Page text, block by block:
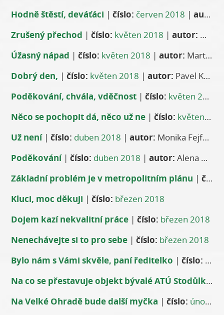
Hodně štěstí, deváťáci |číslo: červen 2018 |autor:
Zrušený přechod |číslo: květen 2018 |autor:
Úžasný nápad |číslo: květen 2018 |autor: Martin Halada
Dobrý den, |číslo: květen 2018 |autor: Pavel Kohout
Poděkování, chvála, vděčnost |číslo: květen 2018
Něco se pochopit dá, něco už ne |číslo: květen 2018
Už není|číslo: duben 2018 |autor: Monika Fejfarová
Poděkování|číslo: duben 2018 |autor: Alena Dušková
Základní problém je v metropolitním plánu |číslo:
Kluci, moc děkuji |číslo: březen 2018
Dojem kazí nekvalitní práce |číslo: březen 2018
Nenechávejte si to pro sebe |číslo: březen 2018
Bylo nám s Vámi skvěle, paní ředitelko |číslo:
Na co se přestavuje objekt bývalé ATÚ Stodůlky|
Na Velké Ohradě bude další myčka |číslo: únor 2018